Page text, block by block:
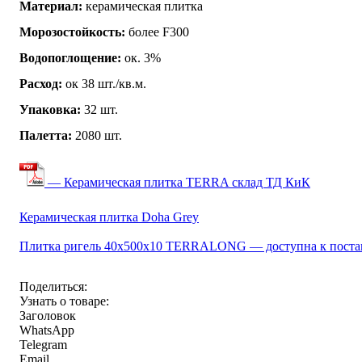
Материал: керамическая плитка
Морозостойкость: более F300
Водопоглощение: ок. 3%
Расход: ок 38 шт./кв.м.
Упаковка: 32 шт.
Палетта: 2080 шт.
— Керамическая плитка TERRA склад ТД КиК
Керамическая плитка Doha Grey
Плитка ригель 40х500х10 TERRALONG — доступна к
Поделиться:
Узнать о товаре:
Заголовок
WhatsApp
Telegram
Email